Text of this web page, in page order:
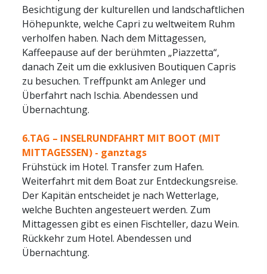
Besichtigung der kulturellen und landschaftlichen
Höhepunkte, welche Capri zu weltweitem Ruhm
verholfen haben. Nach dem Mittagessen,
Kaffeepause auf der berühmten „Piazzetta“,
danach Zeit um die exklusiven Boutiquen Capris
zu besuchen. Treffpunkt am Anleger und
Überfahrt nach Ischia. Abendessen und
Übernachtung.
6.TAG – INSELRUNDFAHRT MIT BOOT (MIT
MITTAGESSEN) - ganztags
Frühstück im Hotel. Transfer zum Hafen.
Weiterfahrt mit dem Boat zur Entdeckungsreise.
Der Kapitän entscheidet je nach Wetterlage,
welche Buchten angesteuert werden. Zum
Mittagessen gibt es einen Fischteller, dazu Wein.
Rückkehr zum Hotel. Abendessen und
Übernachtung.